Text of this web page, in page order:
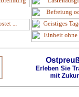
Erleben Sie
mit